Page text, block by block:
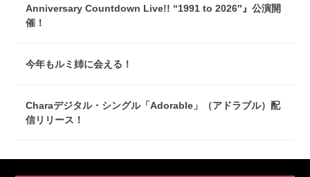
Anniversary Countdown Live!! “1991 to 2026″』公演開
催！
今年もルミ姉に会える！
Charaデジタル・シングル「Adorable」（アドラブル）配
信リリース！